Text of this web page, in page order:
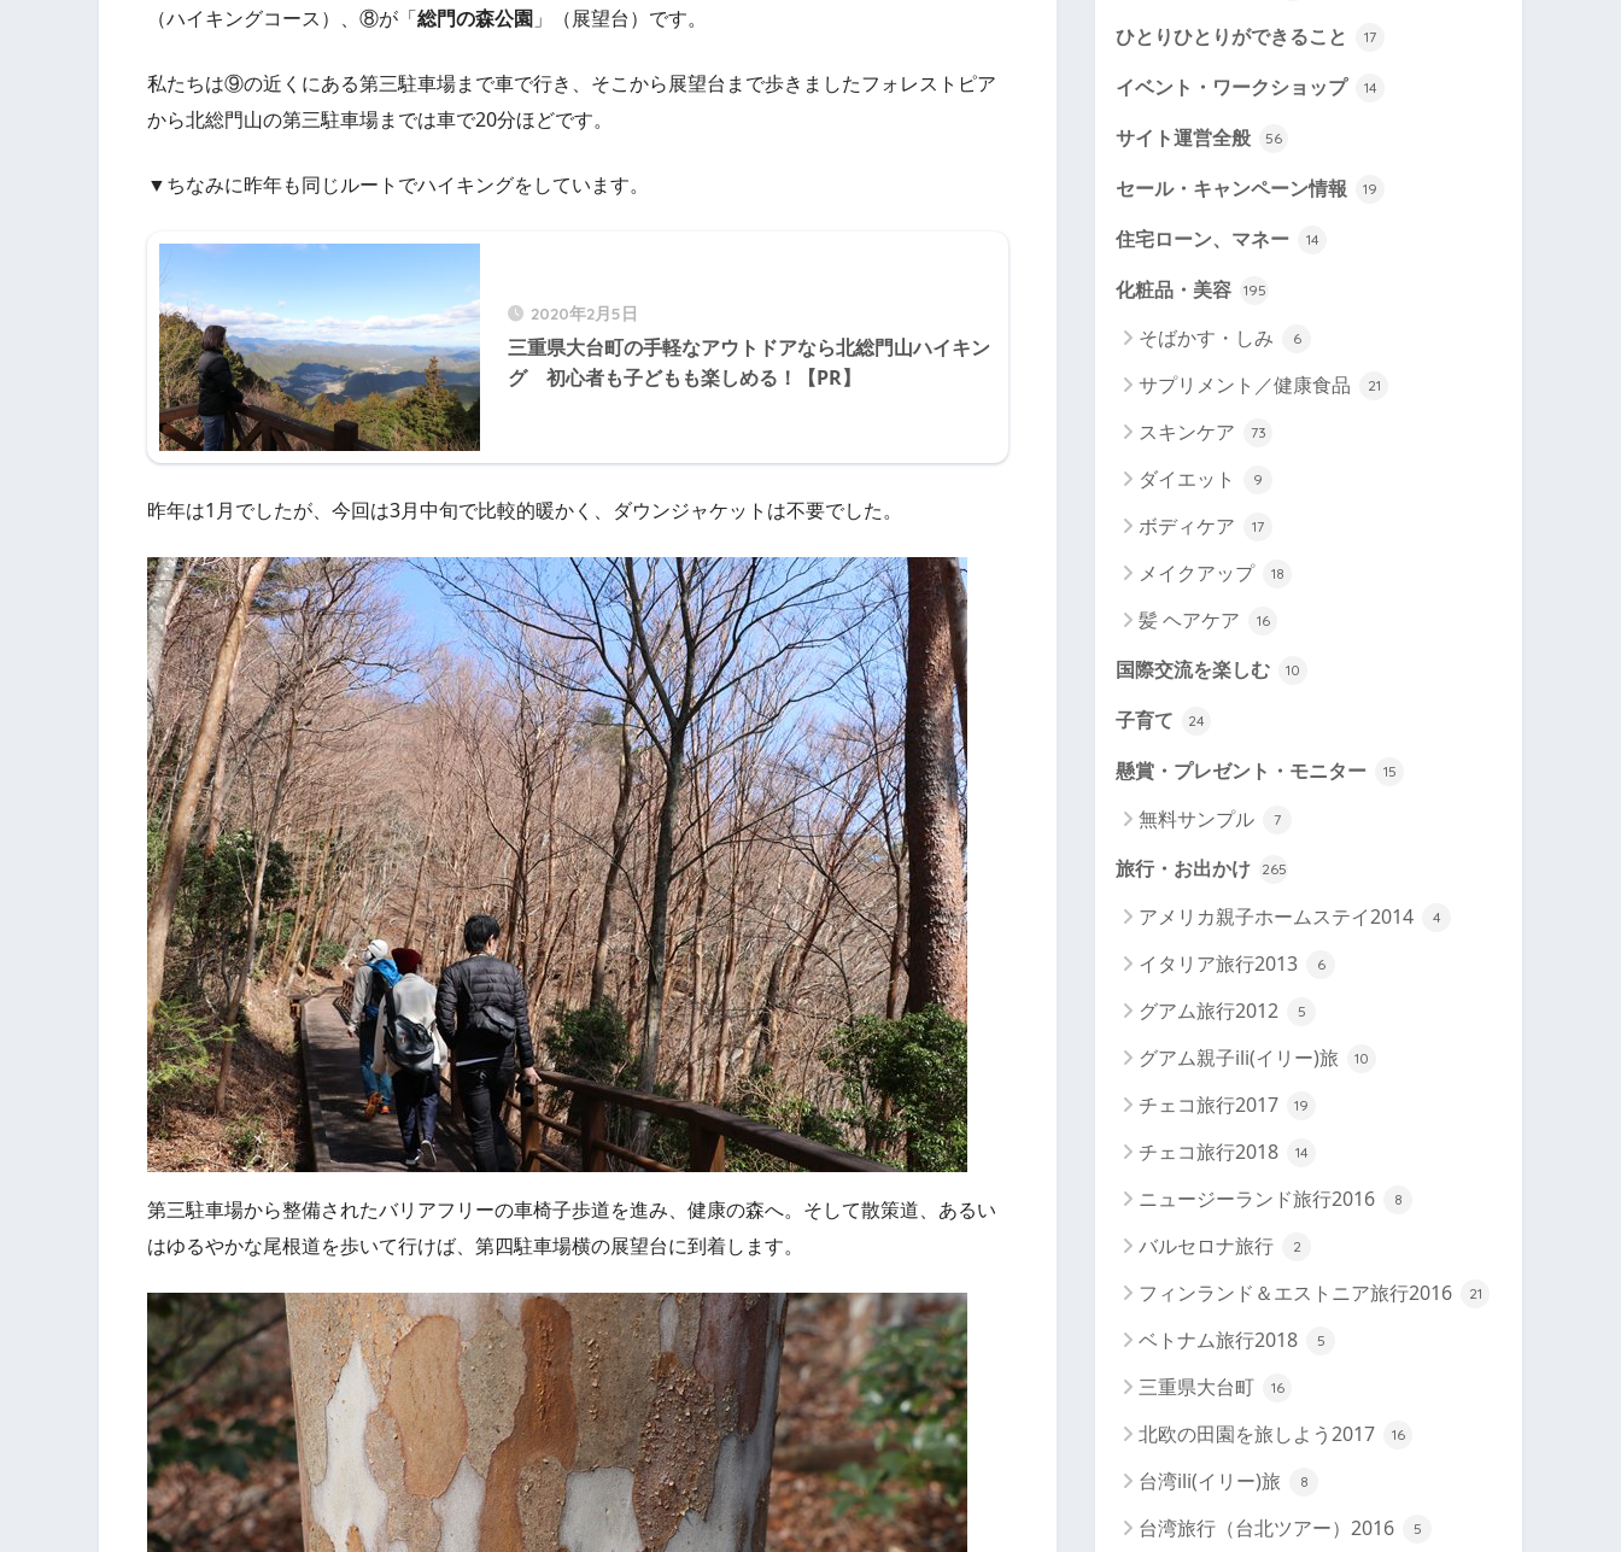
（ハイキングコース）、⑧が「総門の森公園 」（展望台）です。
私たちは⑨の近くにある第三駐車場まで車で行き、そこから展望台まで歩きましたフォレストピア
から北総門山の第三駐車場までは車で20分ほどです。
▼ちなみに昨年も同じルートでハイキングをしています。
2020年2月5日
三重県大台町の手軽なアウトドアなら北総門山ハイキン
グ 初心者も子どもも楽しめる！【PR】
昨年は1月でしたが、今回は3月中旬で比較的暖かく、ダウンジャケットは不要でした。
第三駐車場から整備されたバリアフリーの車椅子歩道を進み、健康の森へ。そして散策道、あるい
はゆるやかな尾根道を歩いて行けば、第四駐車場横の展望台に到着します。
ひとりひとりができること 17
イベント・ワークショップ 14
サイト運営全般 56
セール・キャンペーン情報 19
住宅ローン、マネー 14
化粧品・美容 195
そばかす・しみ 6
サプリメント／健康食品 21
スキンケア 73
ダイエット 9
ボディケア 17
メイクアップ 18
髪 ヘアケア 16
国際交流を楽しむ 10
子育て 24
懸賞・プレゼント・モニター 15
無料サンプル 7
旅行・お出かけ 265
アメリカ親子ホームステイ2014 4
イタリア旅行2013 6
グアム旅行2012 5
グアム親子ili(イリー)旅 10
チェコ旅行2017 19
チェコ旅行2018 14
ニュージーランド旅行2016 8
バルセロナ旅行 2
フィンランド＆エストニア旅行2016 21
ベトナム旅行2018 5
三重県大台町 16
北欧の田園を旅しよう2017 16
台湾ili(イリー)旅 8
台湾旅行（台北ツアー）2016 5